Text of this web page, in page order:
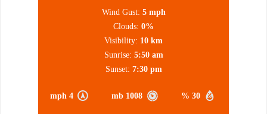
30 %
1008 mb
4 mph
Wind Gust: 5 mph
Clouds: 0%
Visibility: 10 km
Sunrise: 5:50 am
Sunset: 7:30 pm